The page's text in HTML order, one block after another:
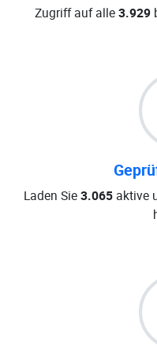
Zugriff auf alle3.929
Laden Sie3.065aktive